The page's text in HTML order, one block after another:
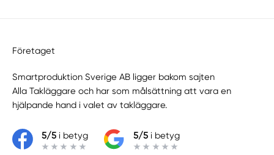
Företaget
Smartproduktion Sverige AB ligger bakom sajten
Alla Takläggare och har som målsättning att vara en
hjälpande hand i valet av takläggare.
5/5i betyg 5/5i betyg